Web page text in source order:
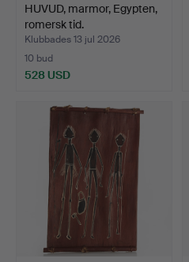
HUVUD, marmor, Egypten,
romersk tid.
Klubbades 13 jul 2026
10 bud
528 USD